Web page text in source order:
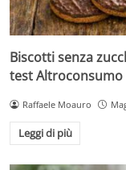
Biscotti senza
test
Raffaele Moauro
Leggi di più